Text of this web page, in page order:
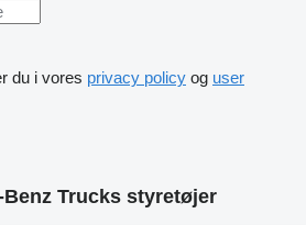
du i vores privacy policy og user
Trucks styretøjer